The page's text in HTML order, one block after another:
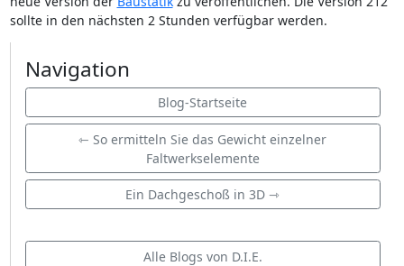
sollte in den nächsten 2 Stunden verfügbar werden.
Navigation
Blog-Startseite
⇽ So ermitteln Sie das Gewicht einzelner
Faltwerkselemente
Ein Dachgeschoß in 3D ⇾
Alle Blogs von D.I.E.